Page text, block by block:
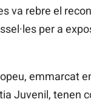
va rebre el
per a
emmarcat
Juvenil, tenen